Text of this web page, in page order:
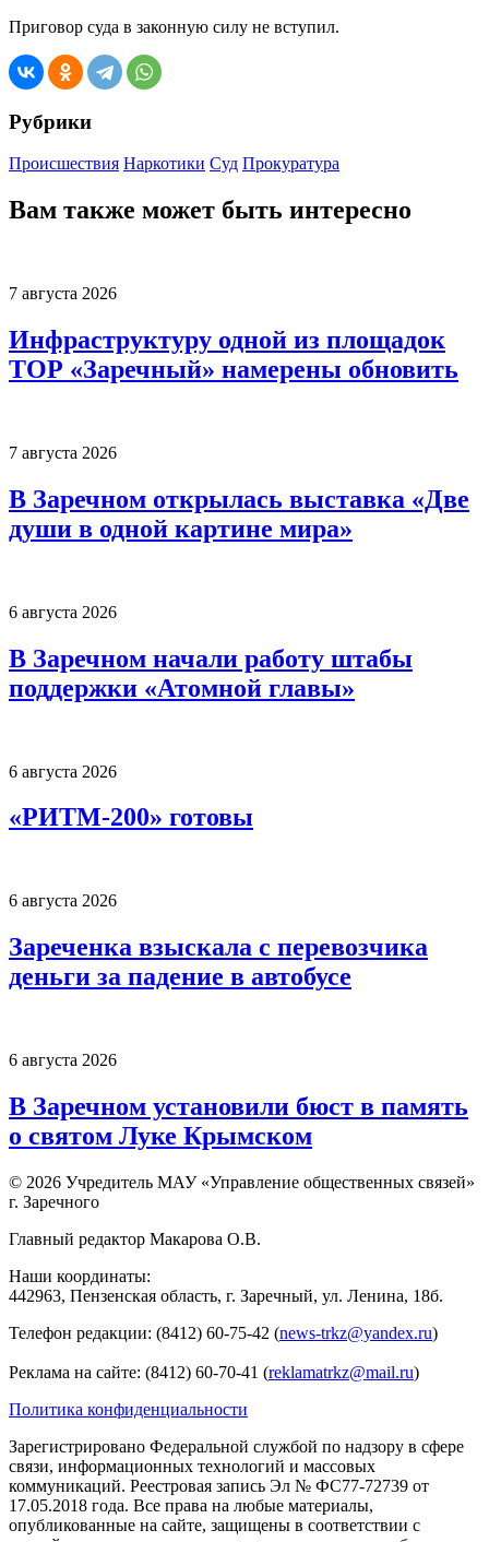
Приговор суда в законную силу не вступил.
Рубрики
Происшествия Наркотики Суд Прокуратура
Вам также может быть интересно
7 августа 2026
Инфраструктуру одной из площадок
ТОР «Заречный» намерены обновить
7 августа 2026
В Заречном открылась выставка «Две
души в одной картине мира»
6 августа 2026
В Заречном начали работу штабы
поддержки «Атомной главы»
6 августа 2026
«РИТМ-200» готовы
6 августа 2026
Зареченка взыскала с перевозчика
деньги за падение в автобусе
6 августа 2026
В Заречном установили бюст в память
о святом Луке Крымском
© 2026 Учредитель МАУ «Управление общественных связей»
г. Заречного
Главный редактор Макарова О.В.
Наши координаты:
442963, Пензенская область, г. Заречный, ул. Ленина, 18б.
Телефон редакции: (8412) 60-75-42 (news-trkz@yandex.ru)
Реклама на сайте: (8412) 60-70-41 (reklamatrkz@mail.ru)
Политика конфиденциальности
Зарегистрировано Федеральной службой по надзору в сфере
связи, информационных технологий и массовых
коммуникаций. Реестровая запись Эл № ФС77-72739 от
17.05.2018 года. Все права на любые материалы,
опубликованные на сайте, защищены в соответствии с